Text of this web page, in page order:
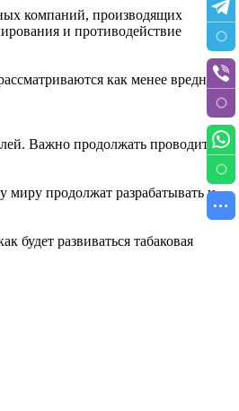
компаний, производящих
и противодействие
как менее вредные
Важно продолжать проводить
миру продолжат разрабатывать и
будет развиваться табаковая